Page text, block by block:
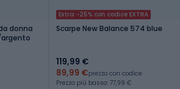
donna
Extra -25% con codice EXTRA
Scarpe New Balance 574 blue
119,99 €
89,99 €prezzo con codice
Prezzo più basso: 77,99 €